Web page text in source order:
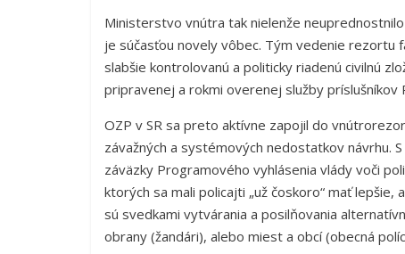
Ministerstvo vnútra tak nielenže
je súčasťou novely vôbec. Tým vedenie
slabšie kontrolovanú a politicky riadenú civilnú
pripravenej a rokmi overenej služby príslušníkov
OZP v SR sa preto aktívne zapojil do
závažných a systémových nedostatkov návrhu.
záväzky Programového vyhlásenia vlády voči
ktorých sa mali policajti „už čoskoro“ mať
sú svedkami vytvárania a posilňovania
obrany (žandári), alebo miest a obcí (obecná